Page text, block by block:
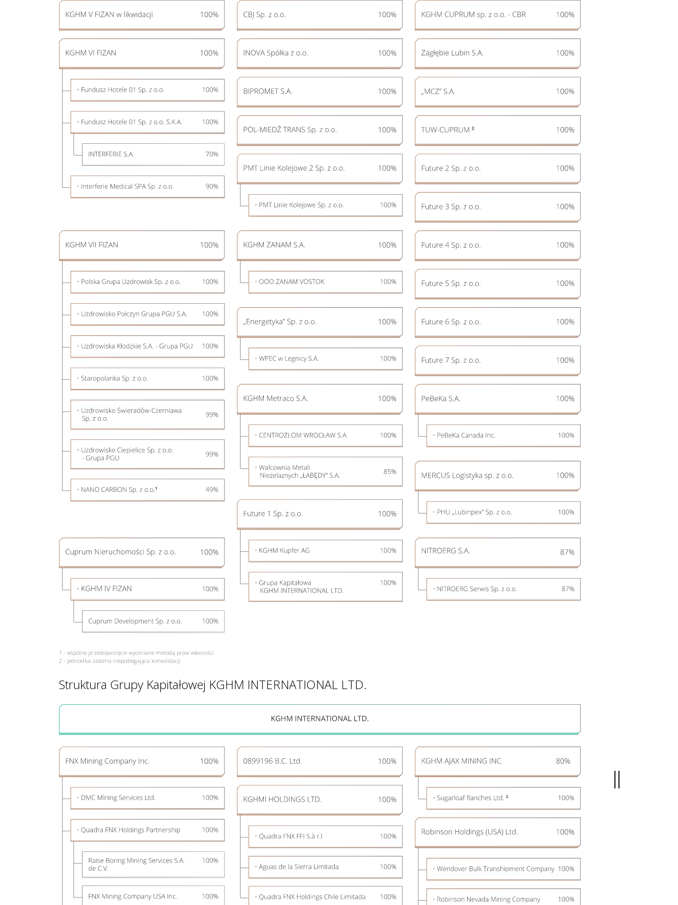
Perspektywy
Sprawozdania
Finansowe
Jednostkowe
Sprawozdania
Finansowe
Skonsolidowane
1 - wspólne przedsięwzięcie wyceniane metodą praw własności
2 - jednostka zależna niepodlegająca konsolidacji
Struktura Grupy Kapitałowej KGHM INTERNATIONAL LTD.